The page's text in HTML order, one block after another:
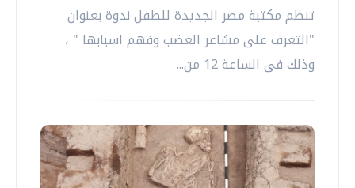
تنظم مكتبة مصر الجديدة للطفل ندوة بعنوان
"التعرف على مشاعر الغضب وفهم اسبابها " ،
وذلك فى الساعة 12 من...